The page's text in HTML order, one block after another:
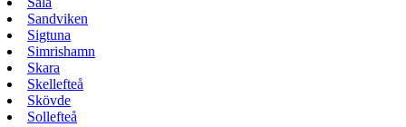
Sandviken
Sigtuna
Simrishamn
Skara
Skellefteå
Skövde
Sollefteå